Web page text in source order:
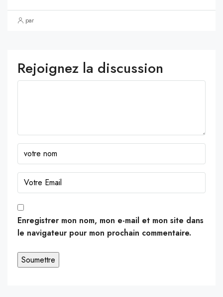
par
Rejoignez la discussion
Enregistrer mon nom, mon e-mail et mon site dans
le navigateur pour mon prochain commentaire.